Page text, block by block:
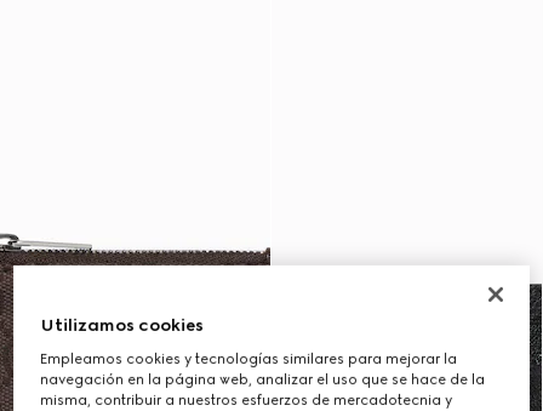
Utilizamos cookies
Empleamos cookies y tecnologías similares para mejorar la
navegación en la página web, analizar el uso que se hace de la
misma, contribuir a nuestros esfuerzos de mercadotecnia y